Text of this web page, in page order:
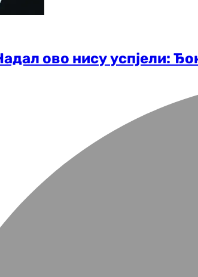
ово нису успјели: